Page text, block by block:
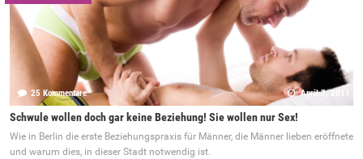
25 Kommentare April 7, 2011
Schwule wollen doch gar keine Beziehung! Sie wollen nur Sex!
Wie in Berlin die erste Beziehungspraxis für Männer, die Männer lieben eröffnete
und warum dies, in dieser Stadt notwendig ist.